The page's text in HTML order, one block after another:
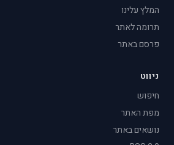
המלץ עלינו
תרומה לאתר
פרסם באתר
ניווט
חיפוש
מפת האתר
נושאים באתר